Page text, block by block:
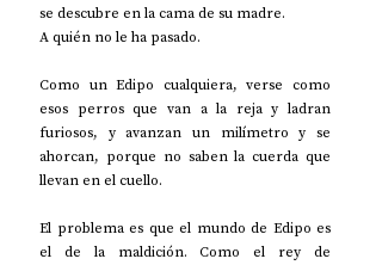
se descubre en la cama de su madre.
A quién no le ha pasado.
Como un Edipo cualquiera, verse como
esos perros que van a la reja y ladran
furiosos, y avanzan un milímetro y se
ahorcan, porque no saben la cuerda que
llevan en el cuello.
El problema es que el mundo de Edipo es
el de la maldición. Como el rey de